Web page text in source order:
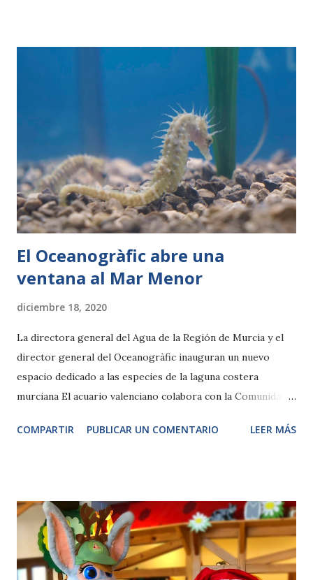
de València ha preparado para estas fiestas navideñas un
programa especial, “Navidad bajo el mar”, que abarca desde
actividades lúdicas y educativas, concursos, regalos y dos
entradas gratuitas para pequeños de hasta 12 años por cada
tiquet adquirido por internet de tarifa general hasta el día
anterior de la visita. El director general, Eduardo Nogués,
ha explicado que el programa organizado supone un gran
esfuerzo ...
El Oceanogràfic abre una
ventana al Mar Menor
diciembre 18, 2020
La directora general del Agua de la Región de Murcia y el
director general del Oceanogràfic inauguran un nuevo
espacio dedicado a las especies de la laguna costera
murciana El acuario valenciano colabora con la Comunidad
divulgar los problemas medioambientales y de conservación
nuevo espacio, dentro del área Mediterráneo, destinado a
dar a conocer las distintas especies que habitan el Mar
Menor y que se encuentran amenazadas por las duras
condiciones medioambientales en las que habitan. El acuario
COMPARTIR PUBLICAR UN COMENTARIO LEER MÁS